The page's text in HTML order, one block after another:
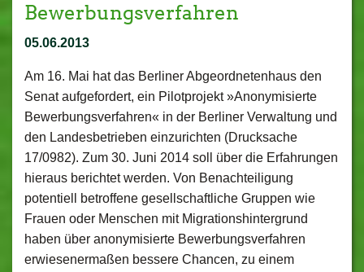
Bewerbungsverfahren
05.06.2013
Am 16. Mai hat das Berliner Abgeordnetenhaus den
Senat aufgefordert, ein Pilotprojekt »Anonymisierte
Bewerbungsverfahren« in der Berliner Verwaltung und
den Landesbetrieben einzurichten (Drucksache
17/0982). Zum 30. Juni 2014 soll über die Erfahrungen
hieraus berichtet werden. Von Benachteiligung
potentiell betroffene gesellschaftliche Gruppen wie
Frauen oder Menschen mit Migrationshintergrund
haben über anonymisierte Bewerbungsverfahren
erwiesenermaßen bessere Chancen, zu einem